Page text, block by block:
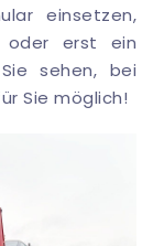
einsetzen,
oder erst ein
sehen, bei
Sie möglich!